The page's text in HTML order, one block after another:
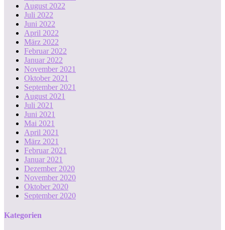
August 2022
Juli 2022
Juni 2022
April 2022
März 2022
Februar 2022
Januar 2022
November 2021
Oktober 2021
September 2021
August 2021
Juli 2021
Juni 2021
Mai 2021
April 2021
März 2021
Februar 2021
Januar 2021
Dezember 2020
November 2020
Oktober 2020
September 2020
Kategorien